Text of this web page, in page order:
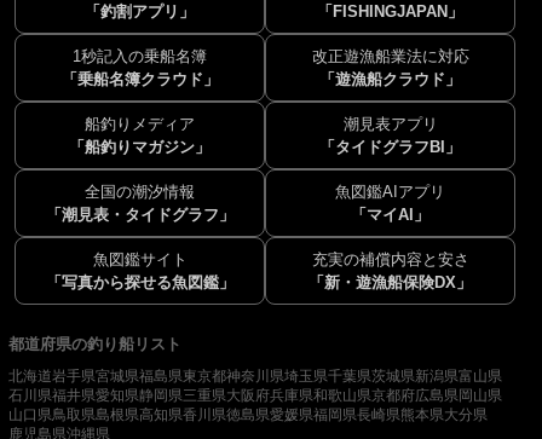
「釣割アプリ」
「FISHINGJAPAN」
1秒記入の乗船名簿
「乗船名簿クラウド」
改正遊漁船業法に対応
「遊漁船クラウド」
船釣りメディア
「船釣りマガジン」
潮見表アプリ
「タイドグラフBI」
全国の潮汐情報
「潮見表・タイドグラフ」
魚図鑑AIアプリ
「マイAI」
魚図鑑サイト
「写真から探せる魚図鑑」
充実の補償内容と安さ
「新・遊漁船保険DX」
都道府県の釣り船リスト
北海道岩手県宮城県福島県東京都神奈川県埼玉県千葉県茨城県新潟県富山県
石川県福井県愛知県静岡県三重県大阪府兵庫県和歌山県京都府広島県岡山県
山口県鳥取県島根県高知県香川県徳島県愛媛県福岡県長崎県熊本県大分県
鹿児島県沖縄県